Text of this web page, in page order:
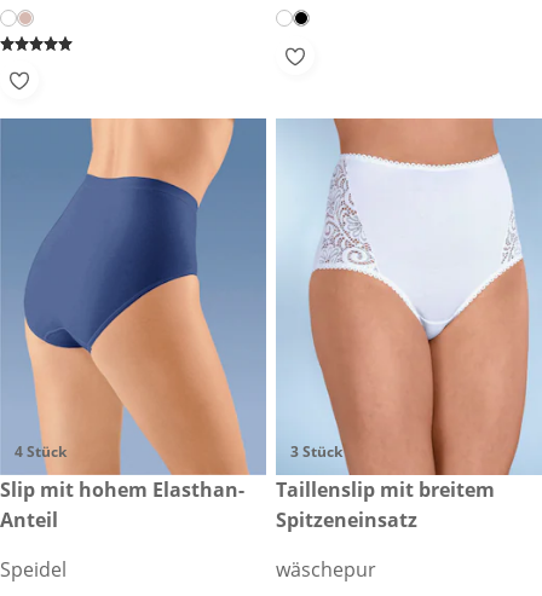
4 Stück
34,99 €
Slip mit hohem Elasthan-
Anteil
Speidel
3 Stück
24,99 €
Taillenslip mit breitem
Spitzeneinsatz
wäschepur